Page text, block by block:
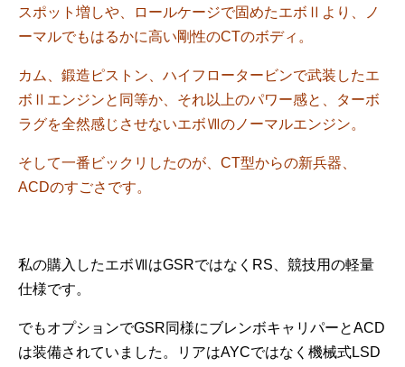
スポット増しや、ロールケージで固めたエボⅡより、ノ
ーマルでもはるかに高い剛性のCTのボディ。
カム、鍛造ピストン、ハイフロータービンで武装したエ
ボⅡエンジンと同等か、それ以上のパワー感と、ターボ
ラグを全然感じさせないエボⅦのノーマルエンジン。
そして一番ビックリしたのが、CT型からの新兵器、
ACDのすごさです。
私の購入したエボⅦはGSRではなくRS、競技用の軽量
仕様です。
でもオプションでGSR同様にブレンボキャリパーとACD
は装備されていました。リアはAYCではなく機械式LSD